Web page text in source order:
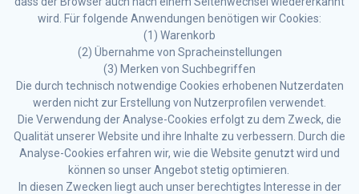
wird. Für folgende Anwendungen benötigen wir Cookies:
(1) Warenkorb
(2) Übernahme von Spracheinstellungen
(3) Merken von Suchbegriffen
Die durch technisch notwendige Cookies erhobenen Nutzerdaten
werden nicht zur Erstellung von Nutzerprofilen verwendet.
Die Verwendung der Analyse-Cookies erfolgt zu dem Zweck, die
Qualität unserer Website und ihre Inhalte zu verbessern. Durch die
Analyse-Cookies erfahren wir, wie die Website genutzt wird und
können so unser Angebot stetig optimieren.
In diesen Zwecken liegt auch unser berechtigtes Interesse in der